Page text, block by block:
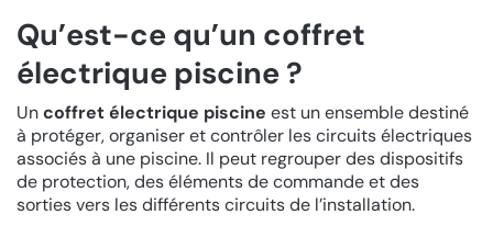
Qu’est-ce qu’un coffret
électrique piscine ?
Uncoffret électrique piscine est un ensemble destiné
à protéger, organiser et contrôler les circuits électriques
associés à une piscine. Il peut regrouper des dispositifs
de protection, des éléments de commande et des
sorties vers les différents circuits de l’installation.